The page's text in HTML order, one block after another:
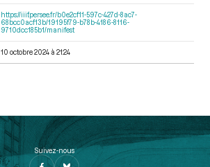
https://iiif.persee.fr/b0e2cf11-597c-427d-8ac7-
68bcc0acf13b/19195f79-b78b-4186-8116-
9710dcc185b1/manifest
10 octobre 2024 à 21:24
Suivez-nous